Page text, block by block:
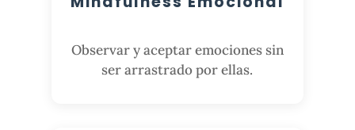
Observar y aceptar emociones sin
ser arrastrado por ellas.